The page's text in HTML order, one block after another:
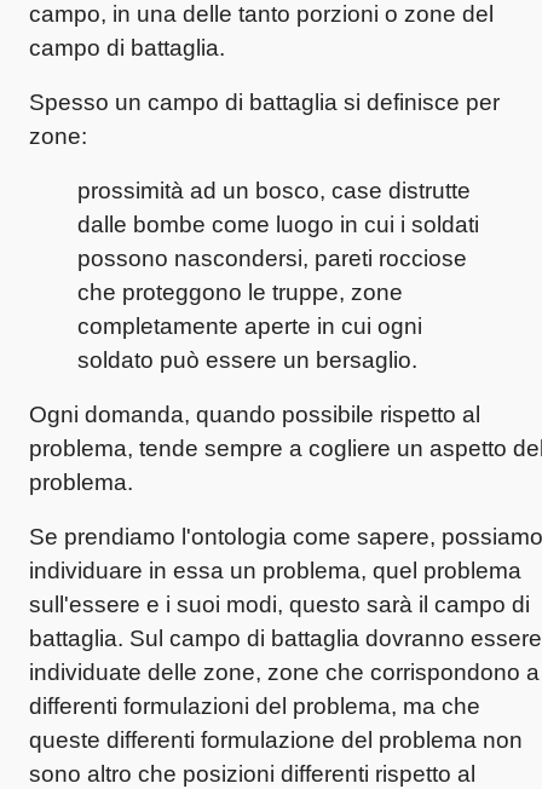
campo, in una delle tanto porzioni o zone del
campo di battaglia.
Spesso un campo di battaglia si definisce per
zone:
prossimità ad un bosco, case distrutte
dalle bombe come luogo in cui i soldati
possono nascondersi, pareti rocciose
che proteggono le truppe, zone
completamente aperte in cui ogni
soldato può essere un bersaglio.
Ogni domanda, quando possibile rispetto al
problema, tende sempre a cogliere un aspetto
problema.
Se prendiamo l'ontologia come sapere, possiamo
individuare in essa un problema, quel problema
sull'essere e i suoi modi, questo sarà il campo di
battaglia. Sul campo di battaglia dovranno essere
individuate delle zone, zone che corrispondono a
differenti formulazioni del problema, ma che
queste differenti formulazione del problema non
sono altro che posizioni differenti rispetto al